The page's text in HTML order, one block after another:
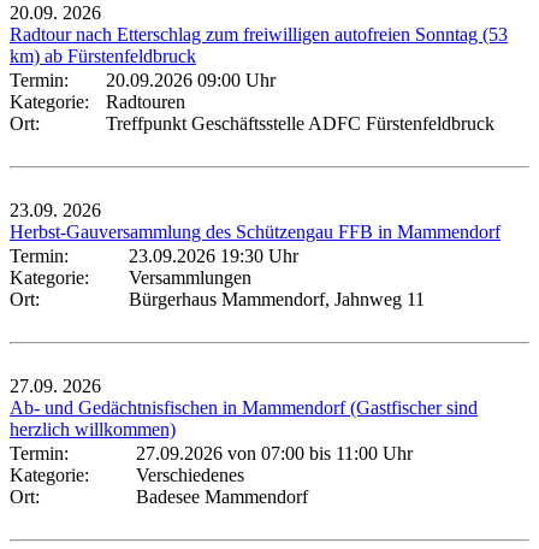
20.09. 2026
Radtour nach Etterschlag zum freiwilligen autofreien Sonntag (53
km) ab Fürstenfeldbruck
Termin:
20.09.2026 09:00 Uhr
Kategorie:
Radtouren
Ort:
Treffpunkt Geschäftsstelle ADFC Fürstenfeldbruck
23.09. 2026
Herbst-Gauversammlung des Schützengau FFB in Mammendorf
Termin:
23.09.2026 19:30 Uhr
Kategorie:
Versammlungen
Ort:
Bürgerhaus Mammendorf, Jahnweg 11
27.09. 2026
Ab- und Gedächtnisfischen in Mammendorf (Gastfischer sind
herzlich willkommen)
Termin:
27.09.2026 von 07:00 bis 11:00 Uhr
Kategorie:
Verschiedenes
Ort:
Badesee Mammendorf